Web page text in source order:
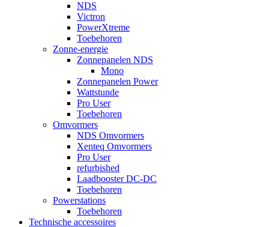
NDS
Victron
PowerXtreme
Toebehoren
Zonne-energie
Zonnepanelen NDS
Mono
Zonnepanelen Power
Wattstunde
Pro User
Toebehoren
Omvormers
NDS Omvormers
Xenteq Omvormers
Pro User
refurbished
Laadbooster DC-DC
Toebehoren
Powerstations
Toebehoren
Technische accessoires